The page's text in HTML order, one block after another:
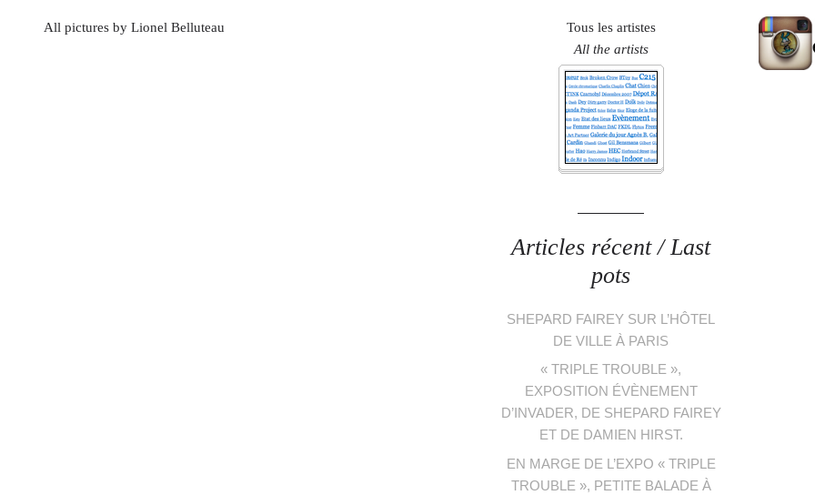
All pictures by Lionel Belluteau
Tous les artistes
All the artists
Articles récent / Last
pots
SHEPARD FAIREY SUR L’HÔTEL
DE VILLE À PARIS
« TRIPLE TROUBLE »,
EXPOSITION ÉVÈNEMENT
D’INVADER, DE SHEPARD FAIREY
ET DE DAMIEN HIRST.
EN MARGE DE L’EXPO « TRIPLE
TROUBLE », PETITE BALADE À